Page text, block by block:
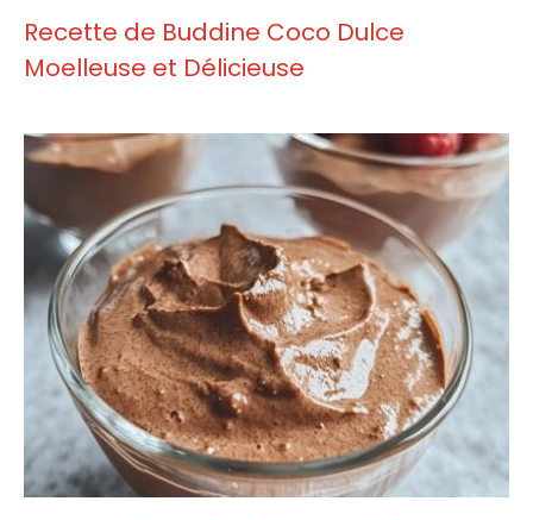
Recette de Buddine Coco Dulce
Moelleuse et Délicieuse